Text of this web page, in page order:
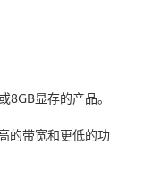
显存的产品。
的带宽和更低的功